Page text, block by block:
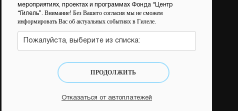
мероприятиях, проектах и программах Фонда “Центр
“Гилель”. Внимание! Без Вашего согласия мы не сможем
информировать Вас об актуальных событиях в Гилеле.
Пожалуйста, выберите из списка:
ПРОДОЛЖИТЬ
Отказаться от автоплатежей